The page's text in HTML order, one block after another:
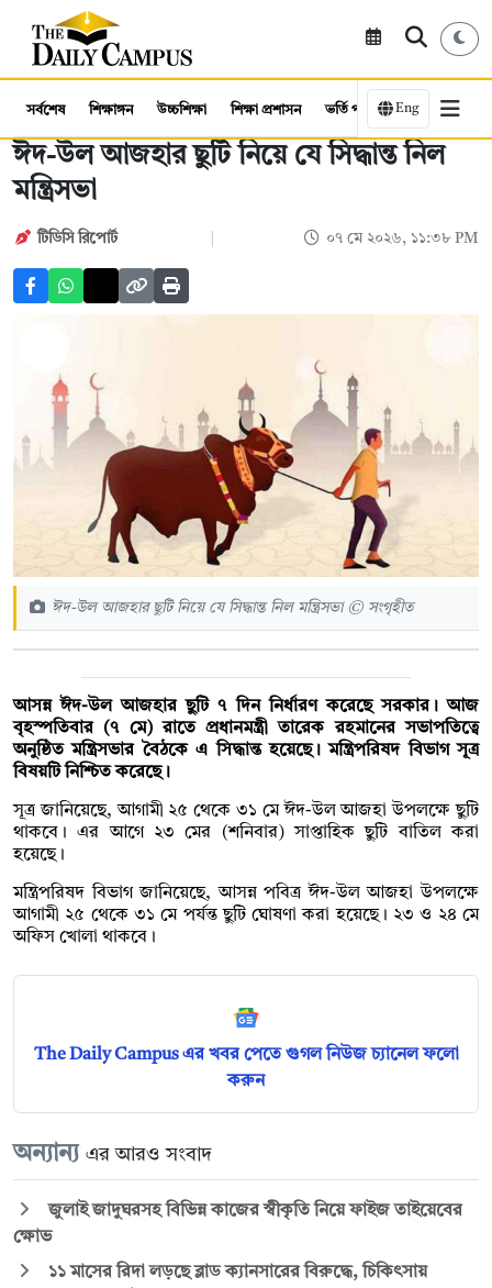
সর্বশেষ শিক্ষাঙ্গন উচ্চশিক্ষা শিক্ষা প্রশাসন ভর্তি পরীক্ষা কর্মসংস্থান
Eng
ঈদ-উল আজহার ছুটি নিয়ে যে সিদ্ধান্ত নিল
মন্ত্রিসভা
টিডিসি রিপোর্ট ০৭ মে ২০২৬, ১১:৩৮ PM
ঈদ-উল আজহার ছুটি নিয়ে যে সিদ্ধান্ত নিল মন্ত্রিসভা © সংগৃহীত
আসন্ন ঈদ-উল আজহার ছুটি ৭ দিন নির্ধারণ করেছে সরকার। আজ
বৃহস্পতিবার (৭ মে) রাতে প্রধানমন্ত্রী তারেক রহমানের সভাপতিত্বে
অনুষ্ঠিত মন্ত্রিসভার বৈঠকে এ সিদ্ধান্ত হয়েছে। মন্ত্রিপরিষদ বিভাগ সূত্র
বিষয়টি নিশ্চিত করেছে।
সূত্র জানিয়েছে, আগামী ২৫ থেকে ৩১ মে ঈদ-উল আজহা উপলক্ষে ছুটি
থাকবে। এর আগে ২৩ মের (শনিবার) সাপ্তাহিক ছুটি বাতিল করা
হয়েছে।
মন্ত্রিপরিষদ বিভাগ জানিয়েছে, আসন্ন পবিত্র ঈদ-উল আজহা উপলক্ষে
আগামী ২৫ থেকে ৩১ মে পর্যন্ত ছুটি ঘোষণা করা হয়েছে। ২৩ ও ২৪ মে
অফিস খোলা থাকবে।
The Daily Campus এর খবর পেতে গুগল নিউজ চ্যানেল ফলো
করুন
অন্যান্য এর আরও সংবাদ
জুলাই জাদুঘরসহ বিভিন্ন কাজের স্বীকৃতি নিয়ে ফাইজ তাইয়েবের
ক্ষোভ
১১ মাসের রিদা লড়ছে ব্লাড ক্যানসারের বিরুদ্ধে, চিকিৎসায়